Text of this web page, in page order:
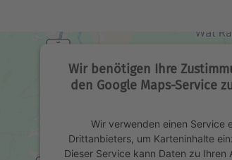
Wir benötigen Ihre
den Google Maps-Service
Wir verwenden einen Service
Drittanbieters, um Karteninhalte
Dieser Service kann Daten zu Ihren